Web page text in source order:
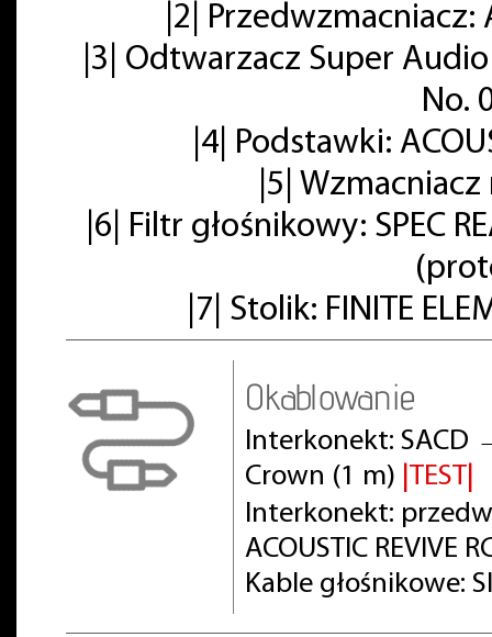
|2| Przedwzmacniacz:
|3| Odtwarzacz Super
No.
|4| Podstawki:
|5|
|6| Filtr głośnikowy: SPEC
|7| Stolik: FINITE
Okablowanie
Interkonekt: SACD
Crown (1 m)
|TEST|
Interkonekt:
ACOUSTIC REVIVE
Kable głośnikowe: